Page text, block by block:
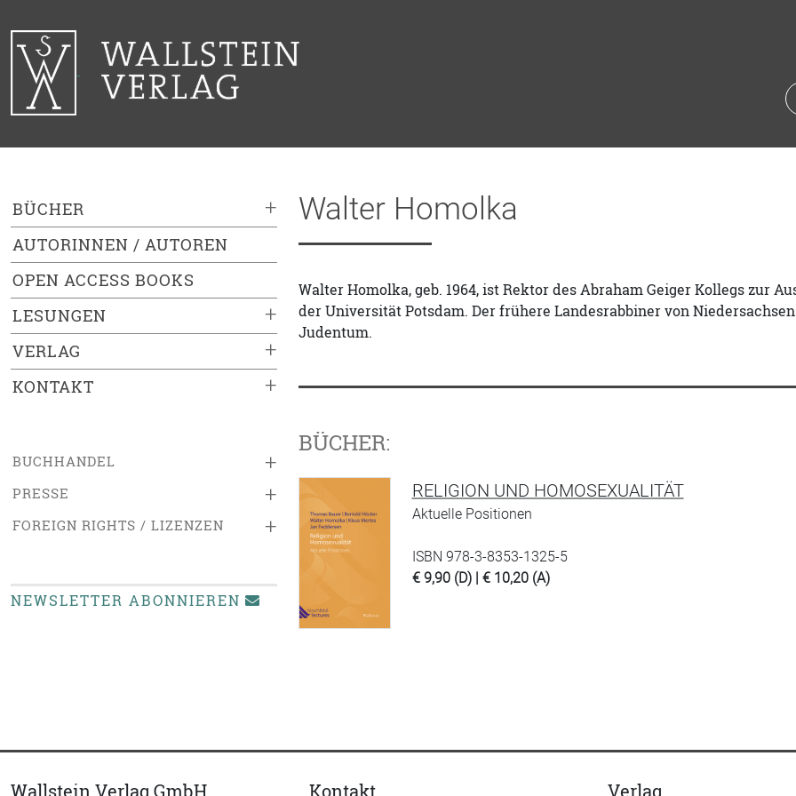
+
BÜCHER
AUTORINNEN / AUTOREN
OPEN ACCESS BOOKS
+
LESUNGEN
+
VERLAG
+
KONTAKT
+
BUCHHANDEL
+
PRESSE
+
FOREIGN RIGHTS / LIZENZEN
NEWSLETTER ABONNIEREN
Walter Homolka
Walter Homolka, geb. 1964, ist Rektor des Abraham Geiger Kollegs zur
der Universität Potsdam. Der frühere Landesrabbiner von
Judentum.
BÜCHER:
RELIGION UND HOMOSEXUALITÄT
Aktuelle Positionen
ISBN 978-3-8353-1325-5
€ 9,90 (D) | € 10,20 (A)